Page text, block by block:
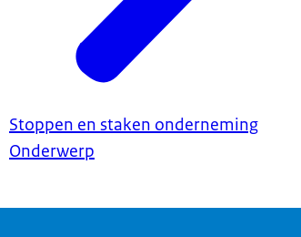
Stoppen en staken onderneming
Onderwerp